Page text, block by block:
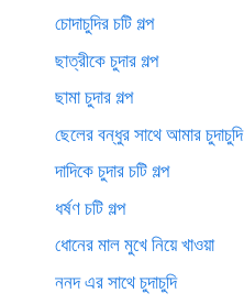
চোদাচুদির চটি গল্প
ছাত্রীকে চুদার গল্প
ছামা চুদার গল্প
ছেলের বন্ধুর সাথে আমার চুদাচুদি
দাদিকে চুদার চটি গল্প
ধর্ষণ চটি গল্প
ধোনের মাল মুখে নিয়ে খাওয়া
ননদ এর সাথে চুদাচুদি